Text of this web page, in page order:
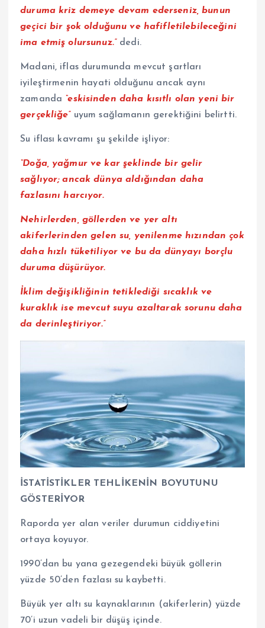
duruma kriz demeye devam ederseniz, bunun
geçici bir şok olduğunu ve hafifletilebileceğini
ima etmiş olursunuz.”dedi.
Madani, iflas durumunda mevcut şartları
iyileştirmenin hayati olduğunu ancak aynı
zamanda “eskisinden daha kısıtlı olan yeni bir
gerçekliğe”uyum sağlamanın gerektiğini belirtti.
Su iflası kavramı şu şekilde işliyor:
“Doğa, yağmur ve kar şeklinde bir gelir
sağlıyor; ancak dünya aldığından daha
fazlasını harcıyor.
Nehirlerden, göllerden ve yer altı
akiferlerinden gelen su, yenilenme hızından çok
daha hızlı tüketiliyor ve bu da dünyayı borçlu
duruma düşürüyor.
İklim değişikliğinin tetiklediği sıcaklık ve
kuraklık ise mevcut suyu azaltarak sorunu daha
da derinleştiriyor.”
İSTATİSTİKLER TEHLİKENİN BOYUTUNU
GÖSTERİYOR
Raporda yer alan veriler durumun ciddiyetini
ortaya koyuyor.
1990’dan bu yana gezegendeki büyük göllerin
yüzde 50’den fazlası su kaybetti.
Büyük yer altı su kaynaklarının (akiferlerin) yüzde
70’i uzun vadeli bir düşüş içinde.